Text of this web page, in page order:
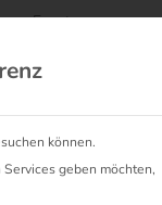
Events
können.
geben möchten,